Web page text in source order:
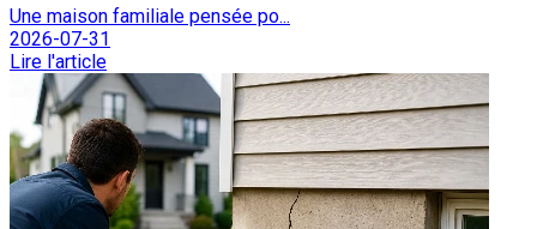
Une maison familiale pensée po...
2026-07-31
Lire l'article